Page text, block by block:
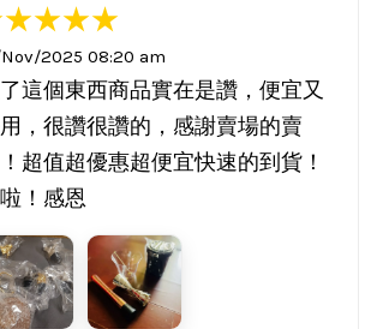
Nov/2025 08:20 am
這個東西商品實在是讚，便宜又
，很讚很讚的，感謝賣場的賣
超值超優惠超便宜快速的到貨！
！感恩